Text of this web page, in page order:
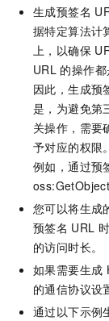
生成预签名
据特定算法计
上，以确保
URL 的操作
因此，生成预
是，为避免第
关操作，需要
予对应的权限。
例如，通过预
oss:GetObject
您可以将生成
预签名 URL
的访问时长。
如果需要生成
的通信协议设
通过以下示例